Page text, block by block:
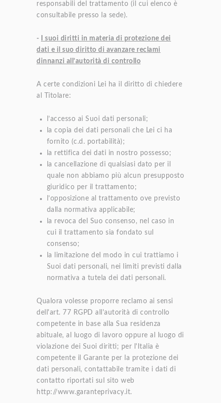
responsabili del trattamento (il cui elenco è
consultabile presso la sede).
-
I suoi diritti in materia di protezione dei
dati e il suo diritto di avanzare reclami
dinnanzi all’autorità di controllo
A certe condizioni Lei ha il diritto di chiedere
al Titolare:
l’accesso ai Suoi dati personali;
la copia dei dati personali che Lei ci ha
fornito (c.d. portabilità);
la rettifica dei dati in nostro possesso;
la cancellazione di qualsiasi dato per il
quale non abbiamo più alcun presupposto
giuridico per il trattamento;
l’opposizione al trattamento ove previsto
dalla normativa applicabile;
la revoca del Suo consenso, nel caso in
cui il trattamento sia fondato sul
consenso;
la limitazione del modo in cui trattiamo i
Suoi dati personali, nei limiti previsti dalla
normativa a tutela dei dati personali.
Qualora volesse proporre reclamo ai sensi
dell'art. 77 RGPD all'autorità di controllo
competente in base alla Sua residenza
abituale, al luogo di lavoro oppure al luogo di
violazione dei Suoi diritti; per l'Italia è
competente il Garante per la protezione dei
dati personali, contattabile tramite i dati di
contatto riportati sul sito web
http://www.garanteprivacy.it.